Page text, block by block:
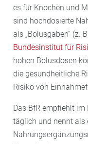
es für Knochen und
sind hochdosierte
als „Bolusgaben“ (z.
Bundesinstitut für
hohen Bolusdosen
die gesundheitliche
Risiko von
Das BfR empfiehlt
täglich und nennt als